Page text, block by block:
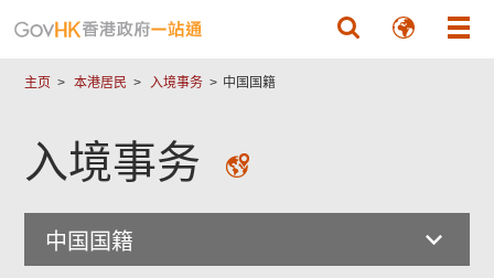
主页 本港居民 入境事务 中国国籍
入境事务
中国国籍